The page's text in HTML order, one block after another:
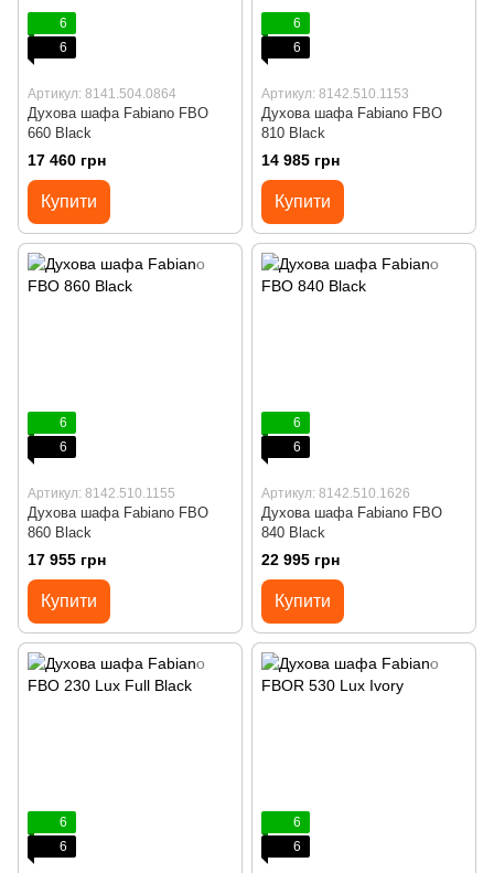
6
6
Артикул: 8141.504.0864
Духова шафа Fabiano FBO
660 Black
17 460 грн
Купити
6
6
Артикул: 8142.510.1153
Духова шафа Fabiano FBO
810 Black
14 985 грн
Купити
6
6
Артикул: 8142.510.1155
Духова шафа Fabiano FBO
860 Black
17 955 грн
Купити
6
6
Артикул: 8142.510.1626
Духова шафа Fabiano FBO
840 Black
22 995 грн
Купити
6
6
6
6